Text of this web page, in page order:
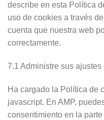
describe en esta Política
uso de cookies a través
cuenta que nuestra web
correctamente.
7.1 Administre sus
Ha cargado la Política de
javascript. En AMP,
consentimiento en la